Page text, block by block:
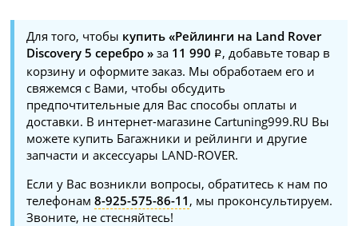
Для того, чтобы купить «Рейлинги на Land Rover
Discovery 5 серебро » за 11 990
, добавьте товар в
корзину и оформите заказ. Мы обработаем его и
свяжемся с Вами, чтобы обсудить
предпочтительные для Вас способы оплаты и
доставки. В интернет-магазине Cartuning999.RU Вы
можете купить Багажники и рейлинги и другие
запчасти и аксессуары LAND-ROVER.
Если у Вас возникли вопросы, обратитесь к нам по
телефонам8-925-575-86-11 , мы проконсультируем.
Звоните, не стесняйтесь!